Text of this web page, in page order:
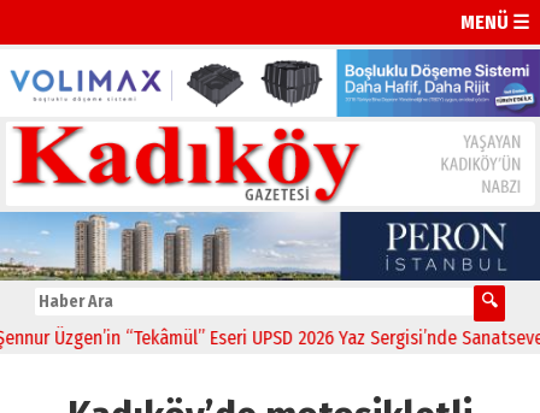
MENÜ ☰
Üzgen’in “Tekâmül” Eseri UPSD 2026 Yaz Sergisi’nde